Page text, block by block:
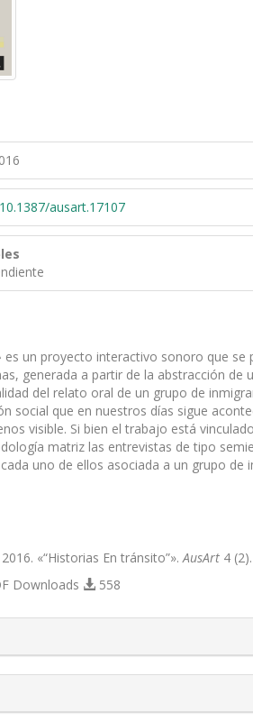
ausart.17107
es un proyecto interactivo sonoro que
generada a partir de la abstracción
del relato oral de un grupo de
social que en nuestros días sigue
visible. Si bien el trabajo está
matriz las entrevistas de tipo
uno de ellos asociada a un grupo
«“Historias En tránsito”». AusArt 4
Downloads 558